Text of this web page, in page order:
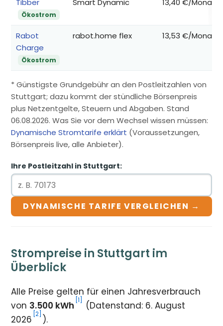
Tibber
Ökostrom
Smart Dynamic 13,40 €/Monat
Rabot
Charge
Ökostrom
rabot.home flex 13,53 €/Monat
* Günstigste Grundgebühr an den Postleitzahlen von
Stuttgart; dazu kommt der stündliche Börsenpreis
plus Netzentgelte, Steuern und Abgaben. Stand
06.08.2026. Was Sie vor dem Wechsel wissen müssen:
Dynamische Stromtarife erklärt (Voraussetzungen,
Börsenpreis live, alle Anbieter).
Ihre Postleitzahl in Stuttgart:
DYNAMISCHE TARIFE VERGLEICHEN →
Strompreise in Stuttgart im
Überblick
Alle Preise gelten für einen Jahresverbrauch
von 3.500 kWh [1]
(Datenstand: 6. August
2026 [2] ).